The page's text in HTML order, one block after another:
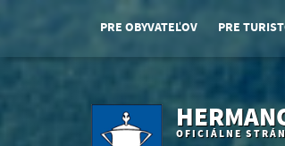
PRE OBYVATEĽOV PRE
OFICIÁLNE